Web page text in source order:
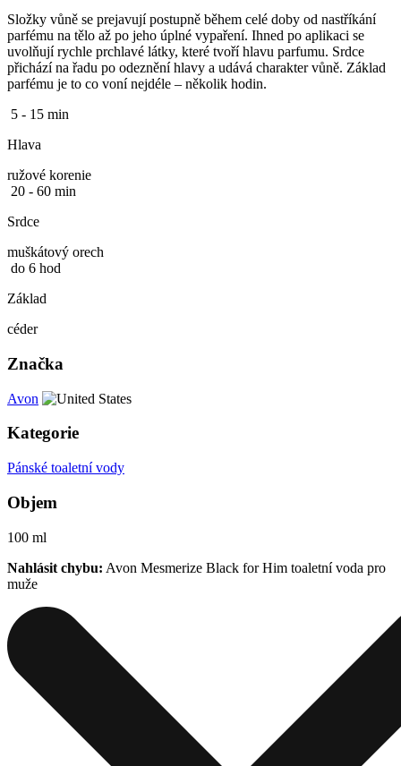
Složky vůně se prejavují postupně během celé doby od nastříkání
parfému na tělo až po jeho úplné vypaření. Ihned po aplikaci se
uvolňují rychle prchlavé látky, které tvoří hlavu parfumu. Srdce
přichází na řadu po odeznění hlavy a udává charakter vůně. Základ
parfému je to co voní nejdéle – několik hodin.
5 - 15 min
Hlava
ružové korenie
20 - 60 min
Srdce
muškátový orech
do 6 hod
Základ
céder
Značka
Avon
Kategorie
Pánské toaletní vody
Objem
100 ml
Nahlásit chybu: Avon Mesmerize Black for Him toaletní voda pro
muže